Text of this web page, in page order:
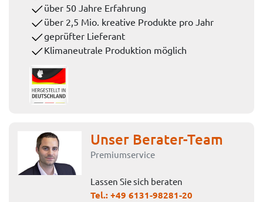
über 50 Jahre Erfahrung
über 2,5 Mio. kreative Produkte pro Jahr
geprüfter Lieferant
Klimaneutrale Produktion möglich
Unser Berater-Team
Premiumservice
Lassen Sie sich beraten
Tel.:+49 6131-98281-20